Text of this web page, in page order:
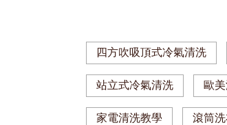
四方吹吸頂式冷氣清洗
站立式冷氣清洗 歐
家電清洗教學 滾筒